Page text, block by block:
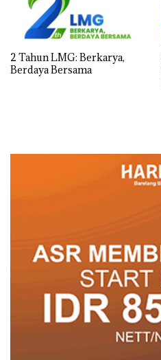
2 Tahun LMG: Berkarya,
Berdaya Bersama